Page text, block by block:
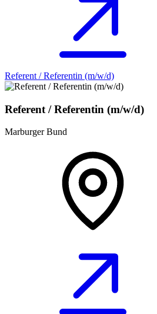
Referent / Referentin (m/w/d)
Referent / Referentin (m/w/d)
Marburger Bund